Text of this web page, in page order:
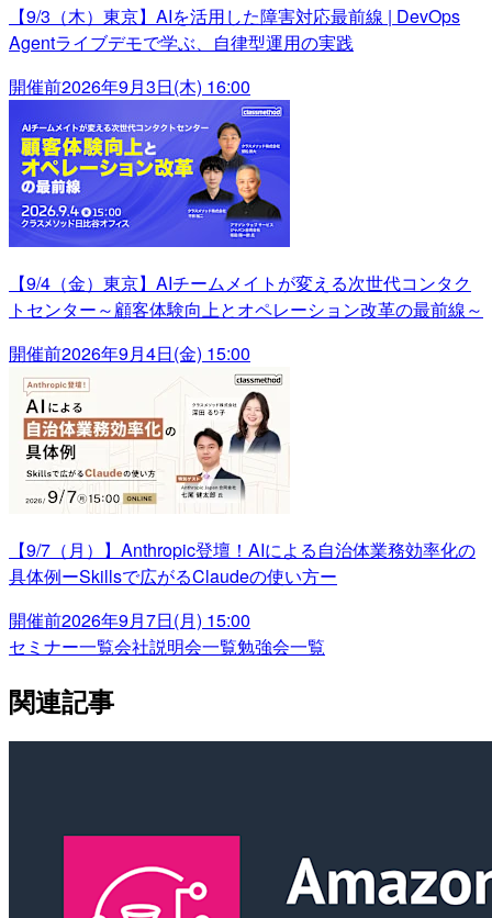
【9/3（木）東京】AIを活用した障害対応最前線 | DevOps
Agentライブデモで学ぶ、自律型運用の実践
開催前2026年9月3日(木) 16:00
【9/4（金）東京】AIチームメイトが変える次世代コンタク
トセンター～顧客体験向上とオペレーション改革の最前線～
開催前2026年9月4日(金) 15:00
【9/7（月）】Anthropic登壇！AIによる自治体業務効率化の
具体例ーSkillsで広がるClaudeの使い方ー
開催前2026年9月7日(月) 15:00
セミナー一覧会社説明会一覧勉強会一覧
関連記事